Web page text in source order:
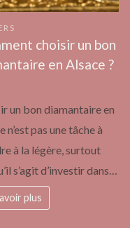
choisir un bon
en Alsace ?
un bon diamantaire en
n’est pas une tâche à
à la légère, surtout
s’agit d’investir dans…
plus